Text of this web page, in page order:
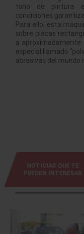
tono de pintura
condiciones
Para ello, esta
sobre placas
a
especial llamado
abrasivas del mundo
NOTICIAS QUE TE
PUEDEN INTERESAR